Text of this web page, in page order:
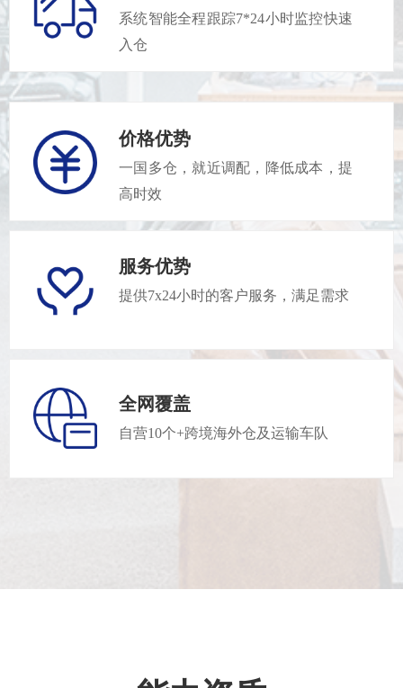
系统智能全程跟踪7*24小时监控快速
入仓
价格优势
一国多仓，就近调配，降低成本，提
高时效
服务优势
提供7x24小时的客户服务，满足需求
全网覆盖
自营10个+跨境海外仓及运输车队